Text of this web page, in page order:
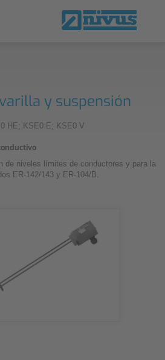
y suspensión
HE; KSE0 E; KSE0 V
de niveles límites de conductores y para la
ER-142/143 y ER-104/B.